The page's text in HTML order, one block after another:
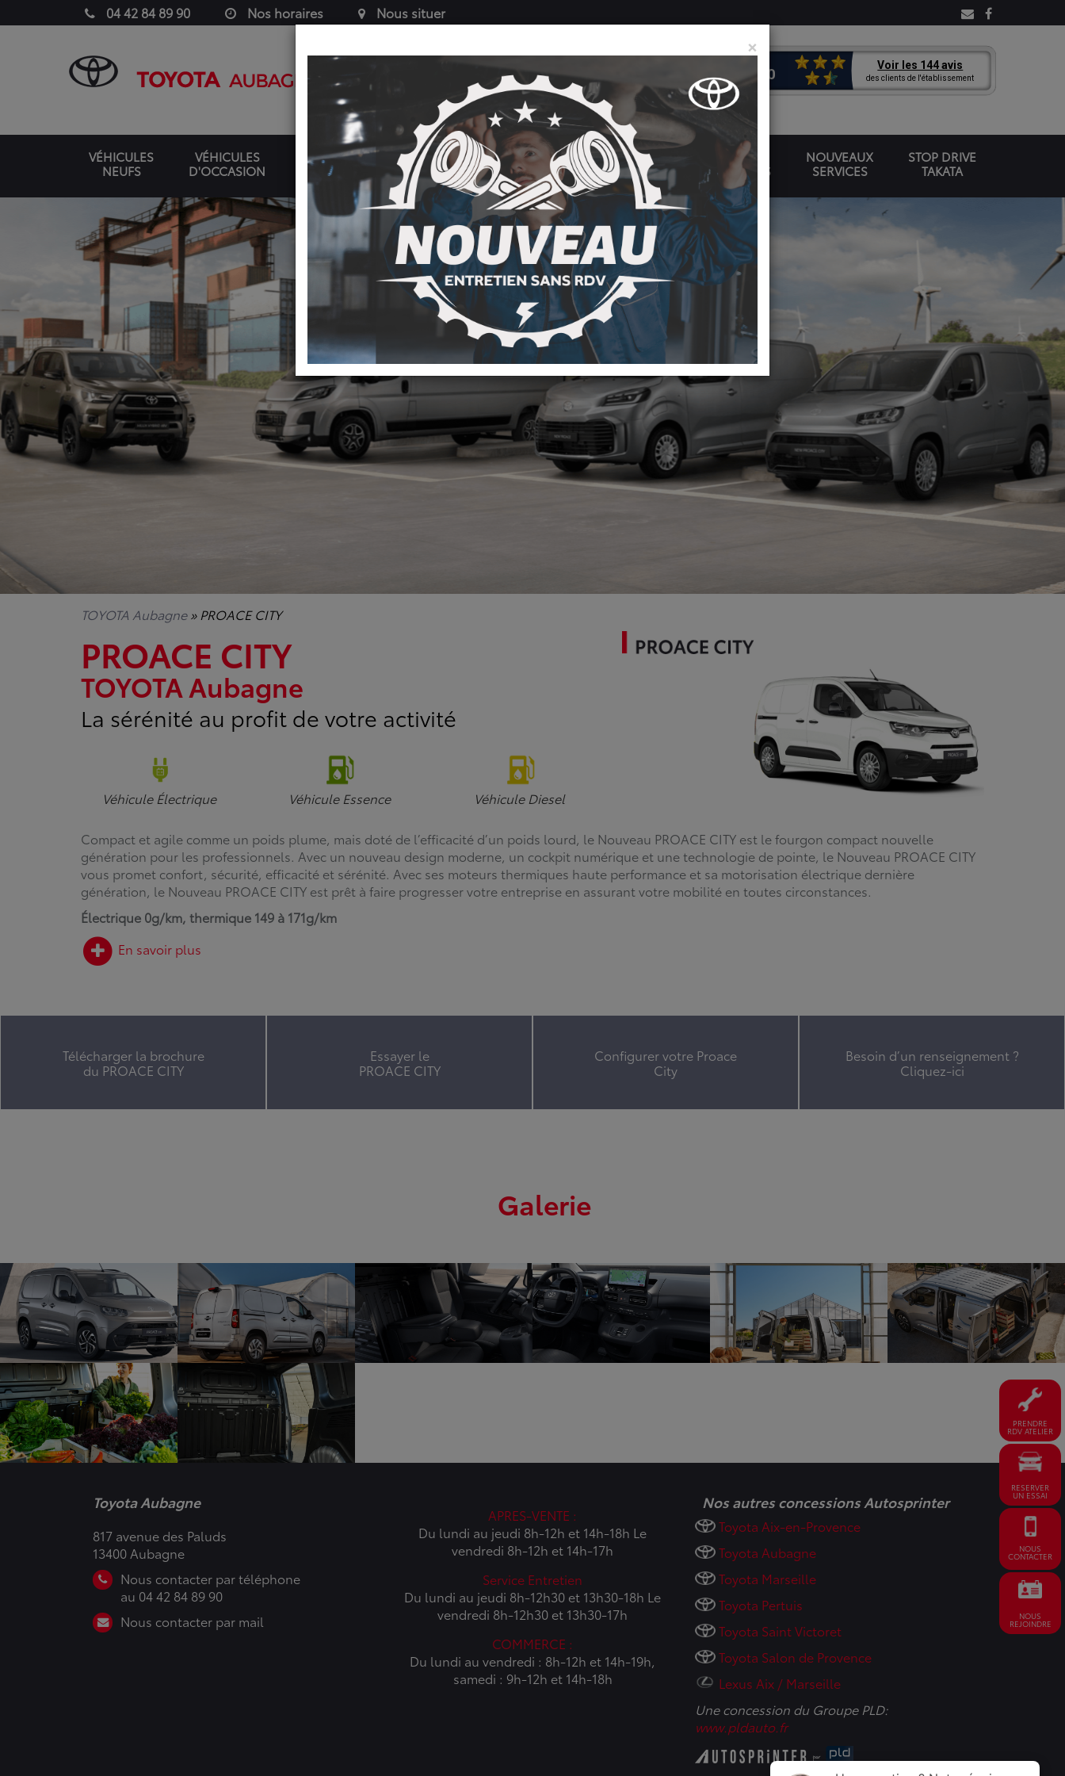
PRENDRE
RDV ATELIER
RESERVER
UN ESSAI
NOUS
CONTACTER
NOUS
REJOINDRE
04 42 84 89 90 Nos horaires Nous situer
VÉHICULES
NEUFS
VÉHICULES
D'OCCASION
UTILITAIRES
VÉHICULES
DE SOCIÉTÉ
SERVICE
APRÈS-VENTE
PIÈCES AUTOMOBILES
ACCESSOIRES VÉHICULES
NOUVEAUX
SERVICES
STOP DRIVE
TAKATA
TOYOTA Aubagne» PROACE CITY
PROACE CITY
TOYOTA Aubagne
La sérénité au profit de votre activité
Véhicule Électrique Véhicule Essence Véhicule Diesel
Compact et agile comme un poids plume, mais doté de l’efficacité d’un poids lourd, le Nouveau PROACE CITY est le fourgon compact nouvelle
génération pour les professionnels. Avec un nouveau design moderne, un cockpit numérique et une technologie de pointe, le Nouveau PROACE CITY
vous promet confort, sécurité, efficacité et sérénité. Avec ses moteurs thermiques haute performance et sa motorisation électrique dernière
génération, le Nouveau PROACE CITY est prêt à faire progresser votre entreprise en assurant votre mobilité en toutes circonstances.
Électrique 0g/km, thermique 149 à 171g/km
En savoir plus
Télécharger la brochure
du PROACE CITY
Essayer le
PROACE CITY
Configurer votre Proace
City
Besoin d’un renseignement ?
Cliquez-ici
Galerie
Toyota Aubagne
817 avenue des Paluds
13400 Aubagne
Nous contacter par téléphone
au 04 42 84 89 90
Nous contacter par mail
APRES-VENTE :
Du lundi au jeudi 8h-12h et 14h-18h Le
vendredi 8h-12h et 14h-17h
Service Entretien
Du lundi au jeudi 8h-12h30 et 13h30-18h Le
vendredi 8h-12h30 et 13h30-17h
COMMERCE :
Du lundi au vendredi : 8h-12h et 14h-19h,
samedi : 9h-12h et 14h-18h
Nos autres concessions Autosprinter
Toyota Aix-en-Provence
Toyota Aubagne
Toyota Marseille
Toyota Pertuis
Toyota Saint Victoret
Toyota Salon de Provence
Lexus Aix / Marseille
Une concession du Groupe PLD:
www.pldauto.fr
×